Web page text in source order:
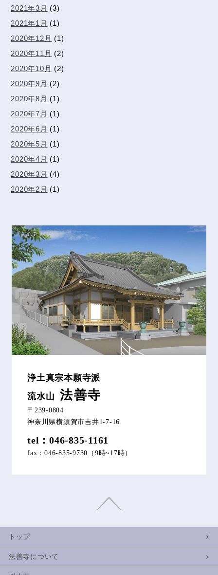
2021年3月 (3)
2021年1月 (1)
2020年12月 (1)
2020年11月 (2)
2020年10月 (2)
2020年9月 (2)
2020年8月 (1)
2020年7月 (1)
2020年6月 (1)
2020年5月 (1)
2020年4月 (1)
2020年3月 (4)
2020年2月 (1)
浄土真宗本願寺派
流水山 法善寺
〒239-0804
神奈川県横須賀市吉井1-7-16
tel：046-835-1161
fax：046-835-9730（9時~17時）
トップ
法善寺について